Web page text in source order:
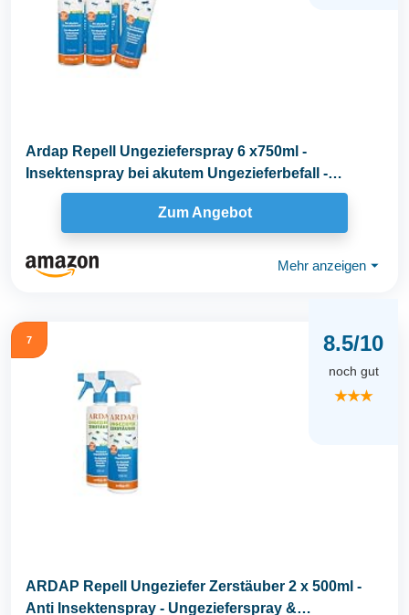
Ardap Repell Ungezieferspray 6 x750ml -
Insektenspray bei akutem Ungezieferbefall -
Abwehrend bei...
Zum Angebot
Mehr anzeigen ⏷
7 8.5/10
noch gut
★★★
ARDAP Repell Ungeziefer Zerstäuber 2 x 500ml -
Anti Insektenspray - Ungezieferspray &